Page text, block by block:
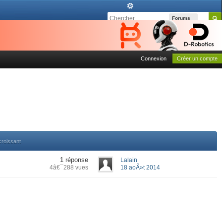
Forums
Connexion Créer un compte
1 réponse
4â€¯288 vues
Lalain
18 aoÃ»t 2014